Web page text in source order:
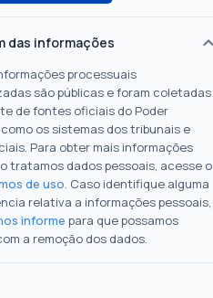
das informações
processuais
são públicas e foram coletadas
de fontes oficiais do Poder
os sistemas dos tribunais e
Para obter mais informações
tratamos dados pessoais, acesse o
de uso. Caso identifique alguma
relativa a informações pessoais,
informe para que possamos
a remoção dos dados.